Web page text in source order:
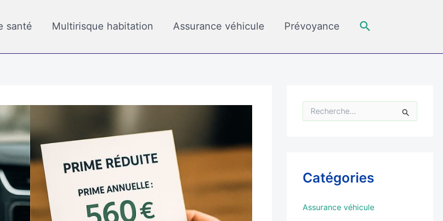
santé Multirisque habitation Assurance véhicule Prévoyance Rechercher
e
h
Catégories
Assurance véhicule